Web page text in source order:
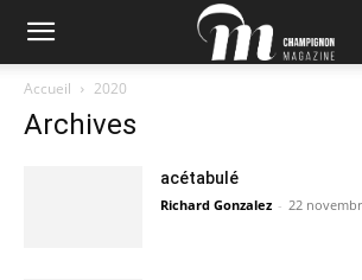
Accueil 2020
Archives
acétabulé
Richard Gonzalez - 22